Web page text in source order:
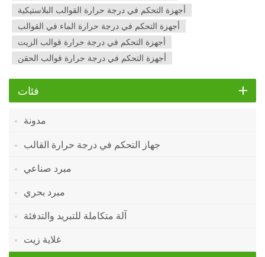
أجهزة التحكم في درجة حرارة القوالب البلاستيكية
أجهزة التحكم في درجة حرارة الماء في القوالب
أجهزة التحكم في درجة حرارة قوالب الزيت
أجهزة التحكم في درجة حرارة قوالب الحقن
فئات
مدونة
جهاز التحكم في درجة حرارة القالب
مبرد صناعي
مبرد بحري
آلة متكاملة للتبريد والتدفئة
غلاية زيت